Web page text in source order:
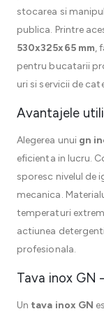
stocarea si
publica. Printre
530x325x65 mm,
pentru bucatarii
uri si servicii de
Avantajele
Alegerea unui gn
eficienta in lucru.
sporesc nivelul de
mecanica.
temperaturi
actiunea
profesionala.
Tava inox GN
Un tava inox GN